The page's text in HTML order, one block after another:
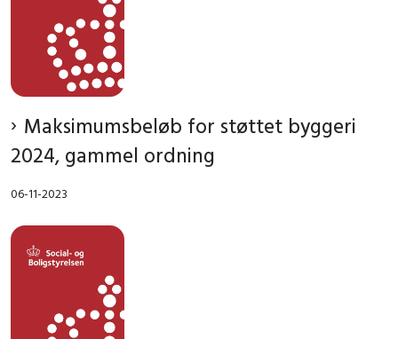
Maksimumsbeløb for støttet byggeri
2024, gammel ordning
06-11-2023